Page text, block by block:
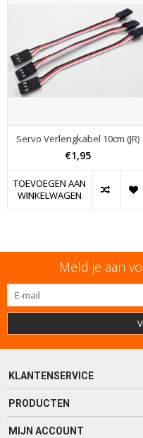
Servo Verlengkabel 10cm (JR)
€1,95
TOEVOEGEN AAN
WINKELWAGEN
Meld je aan
KLANTENSERVICE
PRODUCTEN
MIJN ACCOUNT